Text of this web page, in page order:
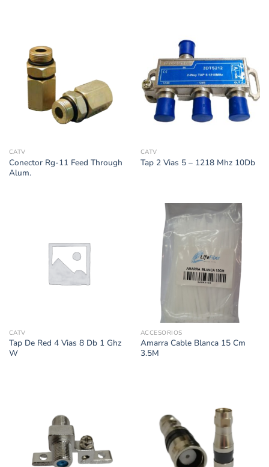
CATV
Conector Rg-11 Feed Through
Alum.
CATV
Tap 2 Vias 5 – 1218 Mhz 10Db
CATV
Tap De Red 4 Vias 8 Db 1 Ghz
W
ACCESORIOS
Amarra Cable Blanca 15 Cm
3.5M